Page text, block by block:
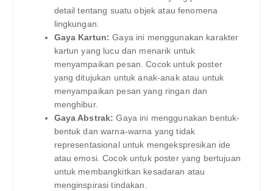
detail tentang suatu objek atau fenomena
lingkungan.
Gaya Kartun: Gaya ini menggunakan karakter
kartun yang lucu dan menarik untuk
menyampaikan pesan. Cocok untuk poster
yang ditujukan untuk anak-anak atau untuk
menyampaikan pesan yang ringan dan
menghibur.
Gaya Abstrak: Gaya ini menggunakan bentuk-
bentuk dan warna-warna yang tidak
representasional untuk mengekspresikan ide
atau emosi. Cocok untuk poster yang bertujuan
untuk membangkitkan kesadaran atau
menginspirasi tindakan.